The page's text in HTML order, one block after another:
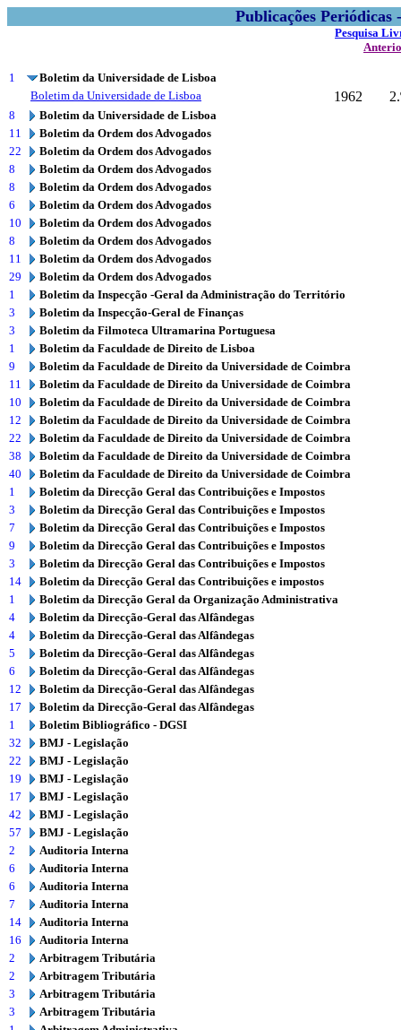
Publicações
Pesquisa
1
Boletim da Universidade de Lisboa
Boletim da Universidade de Lisboa
1962
8
Boletim da Universidade de Lisboa
11
Boletim da Ordem dos Advogados
22
Boletim da Ordem dos Advogados
8
Boletim da Ordem dos Advogados
8
Boletim da Ordem dos Advogados
6
Boletim da Ordem dos Advogados
10
Boletim da Ordem dos Advogados
8
Boletim da Ordem dos Advogados
11
Boletim da Ordem dos Advogados
29
Boletim da Ordem dos Advogados
1
Boletim da Inspecção -Geral da Administração do Território
3
Boletim da Inspecção-Geral de Finanças
3
Boletim da Filmoteca Ultramarina Portuguesa
1
Boletim da Faculdade de Direito de Lisboa
9
Boletim da Faculdade de Direito da Universidade de Coimbra
11
Boletim da Faculdade de Direito da Universidade de Coimbra
10
Boletim da Faculdade de Direito da Universidade de Coimbra
12
Boletim da Faculdade de Direito da Universidade de Coimbra
22
Boletim da Faculdade de Direito da Universidade de Coimbra
38
Boletim da Faculdade de Direito da Universidade de Coimbra
40
Boletim da Faculdade de Direito da Universidade de Coimbra
1
Boletim da Direcção Geral das Contribuições e Impostos
3
Boletim da Direcção Geral das Contribuições e Impostos
7
Boletim da Direcção Geral das Contribuições e Impostos
9
Boletim da Direcção Geral das Contribuições e Impostos
3
Boletim da Direcção Geral das Contribuições e Impostos
14
Boletim da Direcção Geral das Contribuições e impostos
1
Boletim da Direcção Geral da Organização Administrativa
4
Boletim da Direcção-Geral das Alfândegas
4
Boletim da Direcção-Geral das Alfândegas
5
Boletim da Direcção-Geral das Alfândegas
6
Boletim da Direcção-Geral das Alfândegas
12
Boletim da Direcção-Geral das Alfândegas
17
Boletim da Direcção-Geral das Alfândegas
1
Boletim Bibliográfico - DGSI
32
BMJ - Legislação
22
BMJ - Legislação
19
BMJ - Legislação
17
BMJ - Legislação
42
BMJ - Legislação
57
BMJ - Legislação
2
Auditoria Interna
6
Auditoria Interna
6
Auditoria Interna
7
Auditoria Interna
14
Auditoria Interna
16
Auditoria Interna
2
Arbitragem Tributária
2
Arbitragem Tributária
3
Arbitragem Tributária
3
Arbitragem Tributária